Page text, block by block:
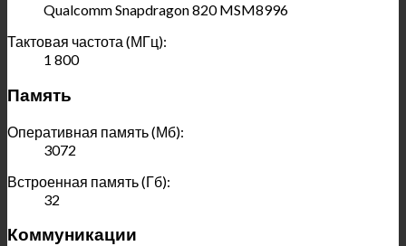
Qualcomm Snapdragon 820 MSM8996
Тактовая частота (МГц):
1 800
Память
Оперативная память (Мб):
3072
Встроенная память (Гб):
32
Коммуникации